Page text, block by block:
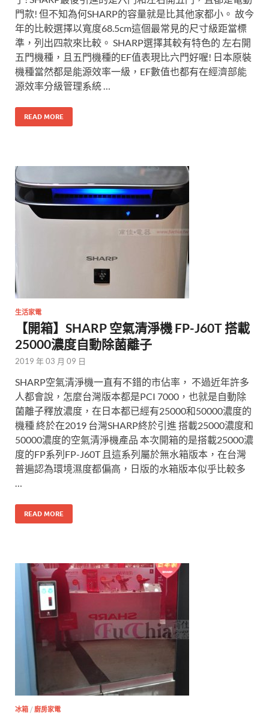
門款! 但不知為何SHARP的容量就是比其他家都小。 故今
年的比較選擇以寬度68.5cm這個最常見的尺寸級距當標
準，列出四款來比較。 SHARP選擇其較有特色的 左右開
五門機種，且五門機種的EF值表現比六門好喔! 日本原裝
機種當然都是能源效率一級，EF數值也都有在經濟部能
源效率分級管理系統 …
READ MORE
生活家電
【開箱】SHARP 空氣清淨機 FP-J60T 搭載
25000濃度自動除菌離子
2019 年 03 月 09 日
SHARP空氣清淨機一直有不錯的市佔率， 不過近年許多
人都會說，怎麼台灣版本都是PCI 7000，也就是自動除
菌離子釋放濃度，在日本都已經有25000和50000濃度的
機種 終於在2019 台灣SHARP終於引進 搭載25000濃度和
50000濃度的空氣清淨機產品 本次開箱的是搭載25000濃
度的FP系列FP-J60T 且這系列屬於無水箱版本，在台灣
普遍認為環境濕度都偏高，日版的水箱版本似乎比較多
READ MORE
冰箱 / 廚房家電